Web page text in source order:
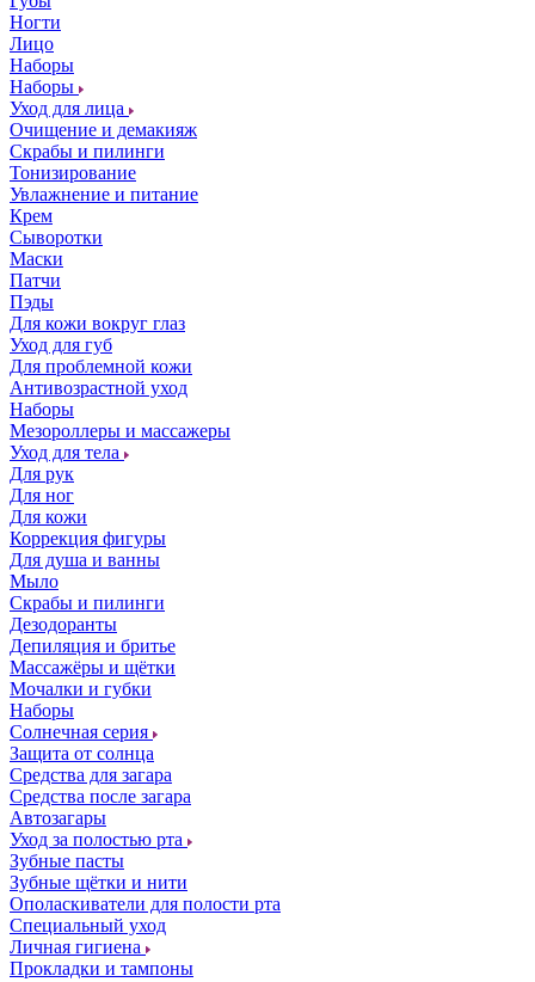
Ногти
Лицо
Наборы
Наборы
Уход для лица
Очищение и демакияж
Скрабы и пилинги
Тонизирование
Увлажнение и питание
Крем
Сыворотки
Маски
Патчи
Пэды
Для кожи вокруг глаз
Уход для губ
Для проблемной кожи
Антивозрастной уход
Наборы
Мезороллеры и массажеры
Уход для тела
Для рук
Для ног
Для кожи
Коррекция фигуры
Для душа и ванны
Мыло
Скрабы и пилинги
Дезодоранты
Депиляция и бритье
Массажёры и щётки
Мочалки и губки
Наборы
Солнечная серия
Защита от солнца
Средства для загара
Средства после загара
Автозагары
Уход за полостью рта
Зубные пасты
Зубные щётки и нити
Ополаскиватели для полости рта
Специальный уход
Личная гигиена
Прокладки и тампоны